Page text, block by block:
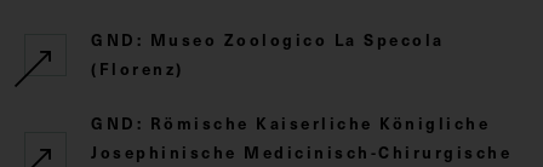
GND: Museo Zoologico La Specola
(Florenz)
GND: Römische Kaiserliche Königliche
Josephinische Medicinisch-Chirurgische